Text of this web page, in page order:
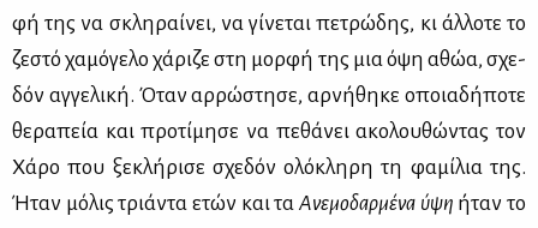
φή της να σκλη­ραί­νει, να γί­νε­ται πε­τρώ­δης, κι άλ­λο­τε το
ζε­στό χα­μό­γε­λο χά­ρι­ζε στη μορ­φή της μια όψη αθώα, σχε­
δόν αγ­γε­λι­κή. Όταν αρ­ρώ­στη­σε, αρ­νή­θη­κε οποια­δή­πο­τε
θε­ρα­πεία και προ­τί­μη­σε να πε­θά­νει ακο­λου­θώ­ντας τον
Χά­ρο που ξε­κλή­ρι­σε σχε­δόν ολό­κλη­ρη τη φα­μί­λια της.
Ήταν μό­λις τριά­ντα ετών και τα Ανε­μο­δαρ­μέ­να ύψη ήταν το